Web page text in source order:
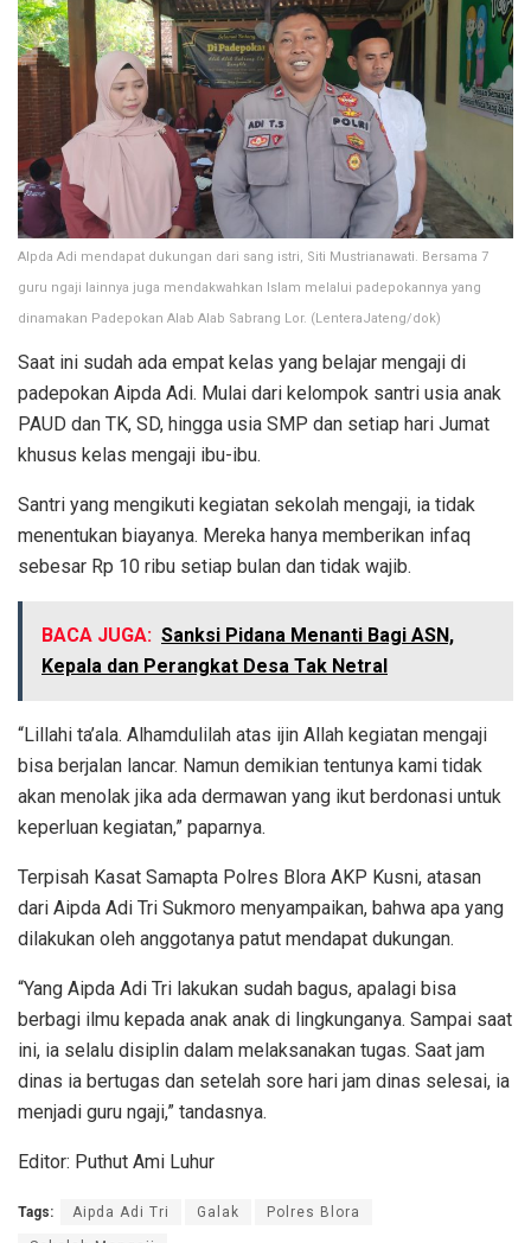
AIpda Adi mendapat dukungan dari sang istri, Siti Mustrianawati. Bersama 7
guru ngaji lainnya juga mendakwahkan Islam melalui padepokannya yang
dinamakan Padepokan Alab Alab Sabrang Lor. (LenteraJateng/dok)
Saat ini sudah ada empat kelas yang belajar mengaji di
padepokan Aipda Adi. Mulai dari kelompok santri usia anak
PAUD dan TK, SD, hingga usia SMP dan setiap hari Jumat
khusus kelas mengaji ibu-ibu.
Santri yang mengikuti kegiatan sekolah mengaji, ia tidak
menentukan biayanya. Mereka hanya memberikan infaq
sebesar Rp 10 ribu setiap bulan dan tidak wajib.
BACA JUGA: Sanksi Pidana Menanti Bagi ASN,
Kepala dan Perangkat Desa Tak Netral
“Lillahi ta’ala. Alhamdulilah atas ijin Allah kegiatan mengaji
bisa berjalan lancar. Namun demikian tentunya kami tidak
akan menolak jika ada dermawan yang ikut berdonasi untuk
keperluan kegiatan,” paparnya.
Terpisah Kasat Samapta Polres Blora AKP Kusni, atasan
dari Aipda Adi Tri Sukmoro menyampaikan, bahwa apa yang
dilakukan oleh anggotanya patut mendapat dukungan.
“Yang Aipda Adi Tri lakukan sudah bagus, apalagi bisa
berbagi ilmu kepada anak anak di lingkunganya. Sampai saat
ini, ia selalu disiplin dalam melaksanakan tugas. Saat jam
dinas ia bertugas dan setelah sore hari jam dinas selesai, ia
menjadi guru ngaji,” tandasnya.
Editor: Puthut Ami Luhur
Tags: Aipda Adi Tri Galak Polres Blora